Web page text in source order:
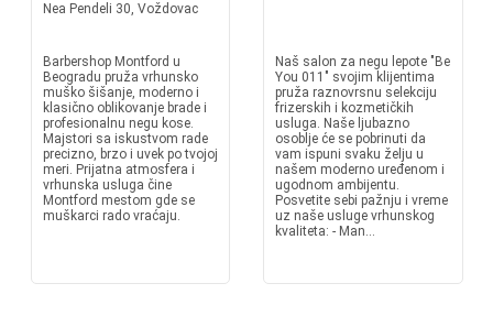
Nea Pendeli 30, Voždovac
Barbershop Montford u
Beogradu pruža vrhunsko
muško šišanje, moderno i
klasično oblikovanje brade i
profesionalnu negu kose.
Majstori sa iskustvom rade
precizno, brzo i uvek po tvojoj
meri. Prijatna atmosfera i
vrhunska usluga čine
Montford mestom gde se
muškarci rado vraćaju.
Naš salon za negu lepote "Be
You 011" svojim klijentima
pruža raznovrsnu selekciju
frizerskih i kozmetičkih
usluga. Naše ljubazno
osoblje će se pobrinuti da
vam ispuni svaku želju u
našem moderno uređenom i
ugodnom ambijentu.
Posvetite sebi pažnju i vreme
uz naše usluge vrhunskog
kvaliteta: - Man...